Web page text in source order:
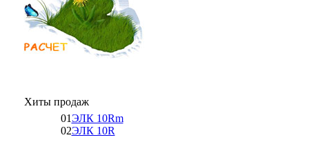
Хиты продаж
01ЭЛК 10Rm
02ЭЛК 10R